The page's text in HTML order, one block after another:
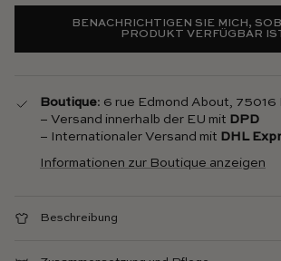
BENACHRICHTIGEN SIE MICH,
PRODUKT VERFÜGBAR IST
Boutique: 6 rue Edmond About, 75016
– Versand innerhalb der EU mit DPD
– Internationaler Versand mit DHL
Informationen zur Boutique anzeigen
Beschreibung